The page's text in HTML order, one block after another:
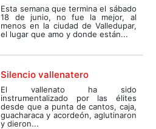
Esta semana que termina el sábado
18 de junio, no fue la mejor, al
menos en la ciudad de Valledupar,
el lugar que amo y donde están...
Silencio vallenatero
El vallenato ha sido
instrumentalizado por las élites
desde que a punta de cantos, caja,
guacharaca y acordeón, aglutinaron
y dieron...